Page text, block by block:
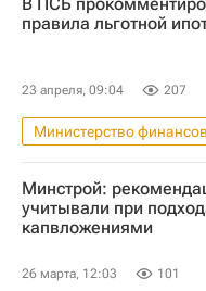
Загородная
правила льготной
23 апреля, 09:04 207
Министерство
Льготная ипотека
Центральный Банк РФ
Жилье
Кредиты
Минстрой:
учитывали при
капвложениями
26 марта, 12:03 101